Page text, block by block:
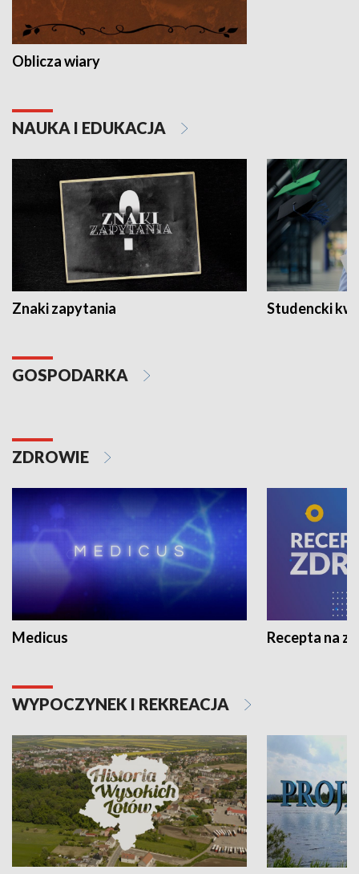
Oblicza wiary
NAUKA I EDUKACJA
Znaki zapytania Studencki
GOSPODARKA
ZDROWIE
Medicus Recepta na
WYPOCZYNEK I REKREACJA